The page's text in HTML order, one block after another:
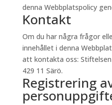
denna Webbplatspolicy
Kontakt
Om du har några frågor
innehållet i denna
att kontakta oss:
429 11 Särö.
Registrering